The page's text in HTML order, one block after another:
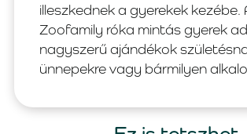
illeszkednek a gyerekek kezébe.
Zoofamily róka mintás gyerek
nagyszerű ajándékok
ünnepekre vagy bármilyen